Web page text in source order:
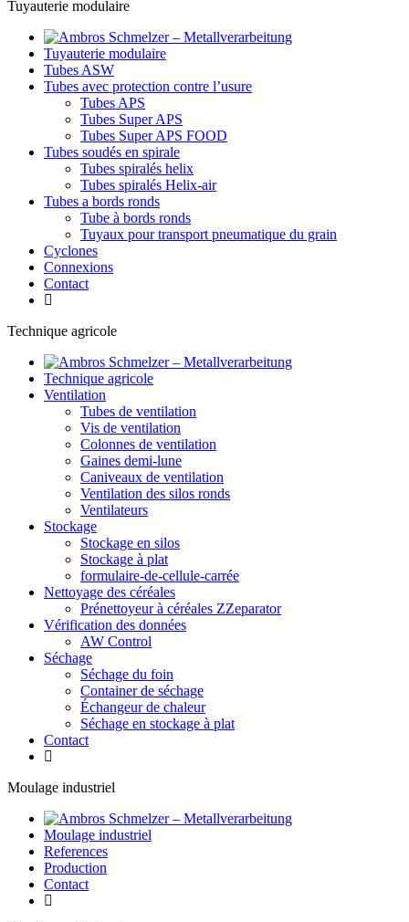
Tuyauterie modulaire
Tuyauterie modulaire
Tubes ASW
Tubes avec protection contre l’usure
Tubes APS
Tubes Super APS
Tubes Super APS FOOD
Tubes soudés en spirale
Tubes spiralés helix
Tubes spiralés Helix-air
Tubes a bords ronds
Tube à bords ronds
Tuyaux pour transport pneumatique du grain
Cyclones
Connexions
Contact
Technique agricole
Technique agricole
Ventilation
Tubes de ventilation
Vis de ventilation
Colonnes de ventilation
Gaines demi-lune
Caniveaux de ventilation
Ventilation des silos ronds
Ventilateurs
Stockage
Stockage en silos
Stockage à plat
formulaire-de-cellule-carrée
Nettoyage des céréales
Prénettoyeur à céréales ZZeparator
Vérification des données
AW Control
Séchage
Séchage du foin
Container de séchage
Échangeur de chaleur
Séchage en stockage à plat
Contact
Moulage industriel
Moulage industriel
References
Production
Contact